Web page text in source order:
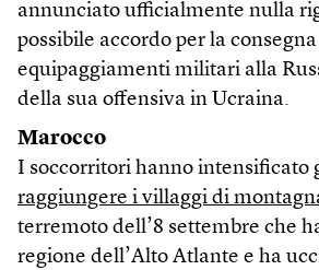
annunciato ufficialmente nulla
possibile accordo per la
equipaggiamenti militari alla
della sua offensiva in Ucraina.
Marocco
I soccorritori hanno intensificato
raggiungere i villaggi di
terremoto dell’8 settembre che
regione dell’Alto Atlante e ha